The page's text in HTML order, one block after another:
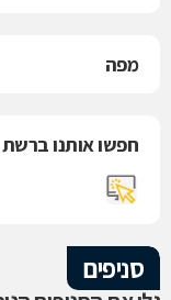
מפה
חפשו אותנו ברשת
סניפים